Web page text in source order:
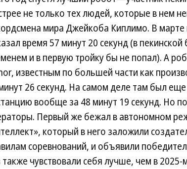
не только тех людей, которые в нем
мира Джейкоба Киплимо. В марте
время 57 минут 20 секунд (в
и в первую тройку бы не попал). А
известным по большей части как
26 секунд. На самом деле там был
вообще за 48 минут 19 секунд. Но
Первый же бежал в автономном
который в него заложили
соревнований, и объявили
также чувствовали себя лучше, чем в